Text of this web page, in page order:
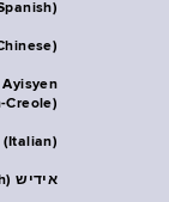
Ayisyen
Creole)
(Italian)
אידיש (Yiddish)